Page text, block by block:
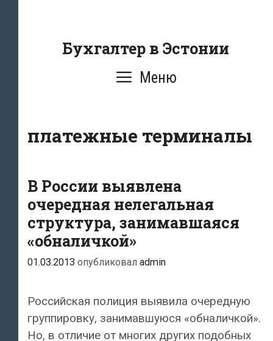
содержаниюБухгалтер в Эстонии
Меню
платежные терминалы
В России выявлена
очередная нелегальная
структура, занимавшаяся
«обналичкой»
01.03.2013 опубликовал admin
Российская полиция выявила очередную
группировку, занимавшуюся «обналичкой».
Но, в отличие от многих других подобных